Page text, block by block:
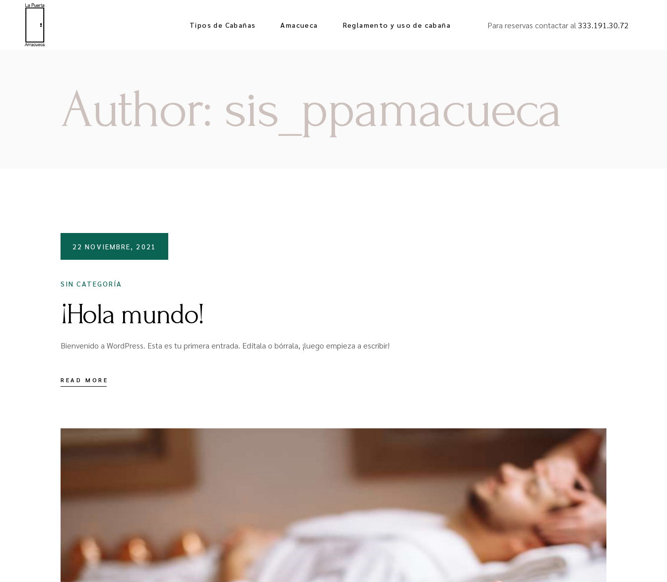
Tipos de Cabañas Amacueca Reglamento y uso de cabaña Para reservas contactar al 333.191.30.72
Author: sis_ppamacueca
22 NOVIEMBRE, 2021
SIN CATEGORÍA
¡Hola mundo!
Bienvenido a WordPress. Esta es tu primera entrada. Edítala o bórrala, ¡luego empieza a escribir!
READ MORE